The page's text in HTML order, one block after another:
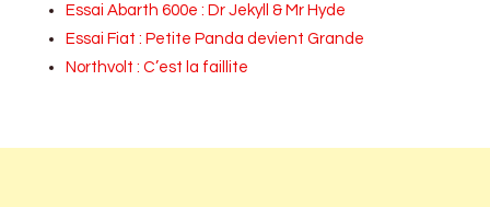
Essai Abarth 600e : Dr Jekyll & Mr Hyde
Essai Fiat : Petite Panda devient Grande
Northvolt : C’est la faillite